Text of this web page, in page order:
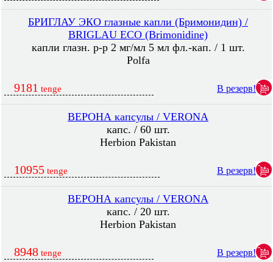
БРИГЛАУ ЭКО глазные капли (Бримонидин) /
BRIGLAU ECO (Brimonidine)
капли глазн. р-р 2 мг/мл 5 мл фл.-кап. / 1 шт.
Polfa
9181 tenge В резерв!
ВЕРОНА капсулы / VERONA
капс. / 60 шт.
Herbion Pakistan
10955 tenge В резерв!
ВЕРОНА капсулы / VERONA
капс. / 20 шт.
Herbion Pakistan
8948 tenge В резерв!